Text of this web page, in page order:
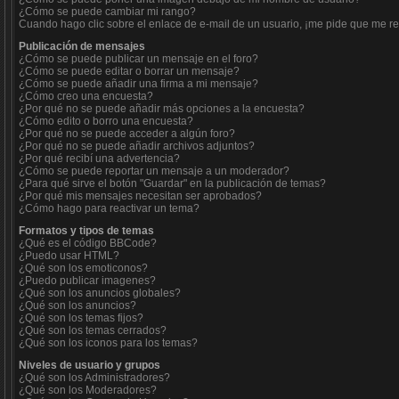
¿Cómo se puede cambiar mi rango?
Cuando hago clic sobre el enlace de e-mail de un usuario, ¡me pide que me
Publicación de mensajes
¿Cómo se puede publicar un mensaje en el foro?
¿Cómo se puede editar o borrar un mensaje?
¿Cómo se puede añadir una firma a mi mensaje?
¿Cómo creo una encuesta?
¿Por qué no se puede añadir más opciones a la encuesta?
¿Cómo edito o borro una encuesta?
¿Por qué no se puede acceder a algún foro?
¿Por qué no se puede añadir archivos adjuntos?
¿Por qué recibí una advertencia?
¿Cómo se puede reportar un mensaje a un moderador?
¿Para qué sirve el botón "Guardar" en la publicación de temas?
¿Por qué mis mensajes necesitan ser aprobados?
¿Cómo hago para reactivar un tema?
Formatos y tipos de temas
¿Qué es el código BBCode?
¿Puedo usar HTML?
¿Qué son los emoticonos?
¿Puedo publicar imagenes?
¿Qué son los anuncios globales?
¿Qué son los anuncios?
¿Qué son los temas fijos?
¿Qué son los temas cerrados?
¿Qué son los iconos para los temas?
Niveles de usuario y grupos
¿Qué son los Administradores?
¿Qué son los Moderadores?